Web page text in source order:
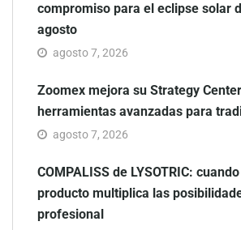
compromiso para el eclipse solar
agosto
agosto 7, 2026
Zoomex mejora su Strategy
herramientas avanzadas para
agosto 7, 2026
COMPALISS de LYSOTRIC:
producto multiplica las
profesional